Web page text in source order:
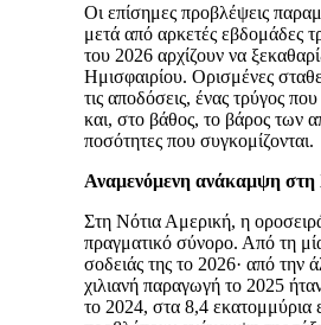
Οι επίσημες προβλέψεις
μετά από αρκετές εβδομάδες
του 2026 αρχίζουν να
Ημισφαιρίου. Ορισμένες
τις αποδόσεις, ένας τρύγος
και, στο βάθος, το βάρος των
ποσότητες που συγκομίζονται.
Αναμενόμενη ανάκαμψη στη
Στη Νότια Αμερική, η
πραγματικό σύνορο. Από τη
σοδειάς της το 2026· από την
χιλιανή παραγωγή το 2025
το 2024, στα 8,4 εκατομμύρια